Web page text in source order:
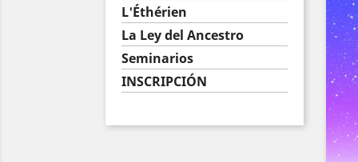
L'Éthérien
La Ley del Ancestro
Seminarios
INSCRIPCIÓN